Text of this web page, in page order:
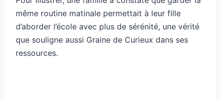
même routine matinale permettait à leur fille
d’aborder l’école avec plus de sérénité, une vérité
que souligne aussi Graine de Curieux dans ses
ressources.